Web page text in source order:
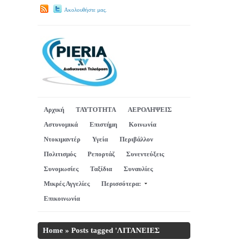
Ακολουθήστε μας.
Αρχική ΤΑΥΤΟΤΗΤΑ
ΑΕΡΟΛΗΨΕΙΣ
Αστυνομικά
Επιστήμη
Κοινωνία
Ντοκιμαντέρ
Υγεία
Περιβάλλον
Πολιτισμός
Ρεπορτάζ
Συνεντεύξεις
Συνομωσίες
Ταξίδια
Συναυλίες
Μικρές Αγγελίες
Περισσότερα:
Επικοινωνία
Home » Posts tagged 'ΛΙΤΑΝΕΙΕΣ